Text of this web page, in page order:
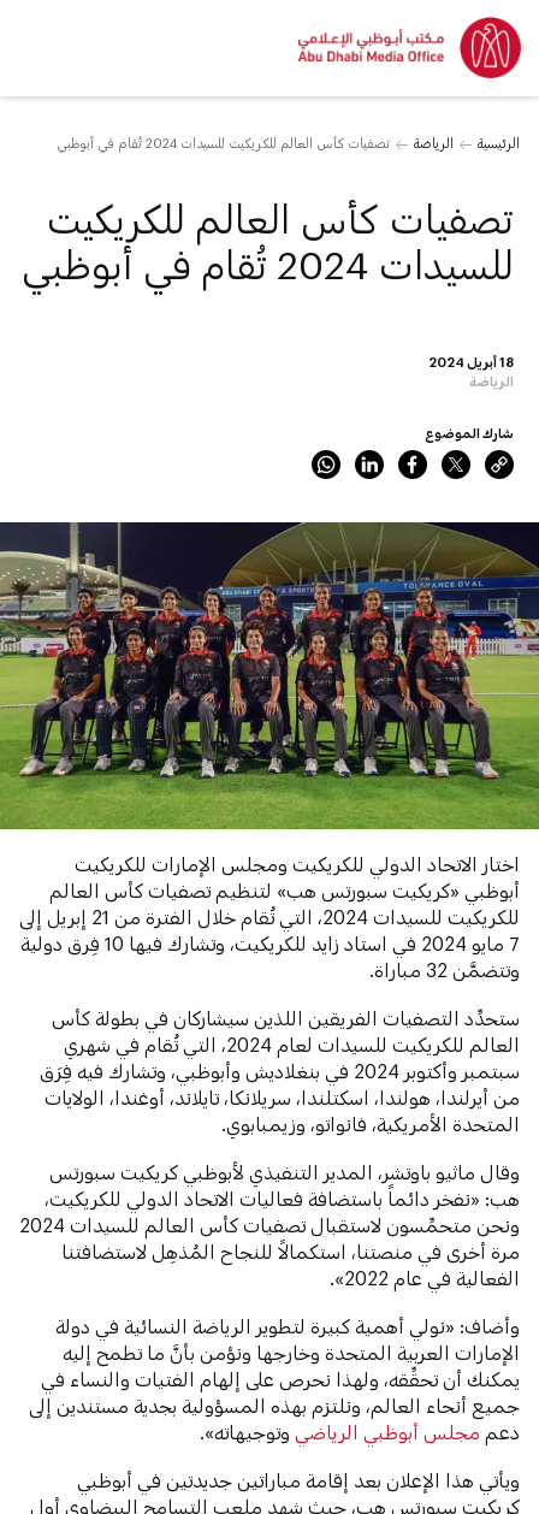
الرئيسية الرياضة تصفيات كأس العالم للكريكيت للسيدات 2024 تُقام في أبوظبي
18 أبريل 2024
الرياضة
تصفيات كأس العالم للكريكيت
للسيدات 2024 تُقام في أبوظبي
شارك الموضوع
اختار
الاتحاد الدولي للكريكيت ومجلس الإمارات للكريكيت
أبوظبي «كريكيت سبورتس هب» لتنظيم تصفيات كأس العالم
للكريكيت للسيدات 2024، التي تُقام خلال الفترة من 21 إبريل إلى
7 مايو 2024 في استاد زايد للكريكيت، وتشارك فيها 10 فِرق دولية
وتتضمَّن 32 مباراة.
ستحدِّد التصفيات الفريقين اللذين سيشاركان في بطولة كأس
العالم للكريكيت للسيدات
لعام 2024، التي تُقام في شهري
سبتمبر وأكتوبر 2024 في بنغلاديش وأبوظبي، وتشارك فيه فِرَق
من أيرلندا، هولندا، اسكتلندا، سريلانكا، تايلاند، أوغندا، الولايات
المتحدة الأمريكية، فانواتو، وزيمبابوي.
وقال ماثيو باوتشر، المدير التنفيذي لأبوظبي كريكيت سبورتس
هب: «نفخر دائماً باستضافة فعاليات الاتحاد الدولي للكريكيت،
ونحن متحمِّسون لاستقبال تصفيات كأس العالم للسيدات 2024
مرة أخرى في منصتنا، استكمالاً للنجاح المُذهِل لاستضافتنا
الفعالية في عام 2022».
وأضاف: «نولي أهمية كبيرة لتطوير الرياضة النسائية في دولة
الإمارات العربية المتحدة وخارجها ونؤمن بأنَّ ما تطمح إليه
يمكنك أن تحقِّقه، ولهذا نحرص على إلهام الفتيات والنساء في
جميع أنحاء العالم، ونلتزم بهذه المسؤولية بجدية مستندين إلى
دعم مجلس أبوظبي الرياضي وتوجيهاته».
ويأتي هذا الإعلان بعد إقامة مباراتين جديدتين في أبوظبي
كريكيت سبورتس هب، حيث شهد ملعب التسامح البيضاوي أول